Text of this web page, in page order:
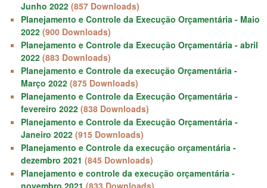
Junho 2022 (857 Downloads)
Planejamento e Controle da Execução Orçamentária - Maio
2022 (900 Downloads)
Planejamento e Controle da Execução Orçamentária - abril
2022 (883 Downloads)
Planejamento e Controle da execução Orçamentária -
Março 2022 (875 Downloads)
Planejamento e Controle da Execução Orçamentária -
fevereiro 2022 (838 Downloads)
Planejamento e Controle da Execução Orçamentária -
Janeiro 2022 (915 Downloads)
Planejamento e Controle da execução orçamentária -
dezembro 2021 (845 Downloads)
Planejamento e controle da execução orçamentária -
novembro 2021 (833 Downloads)